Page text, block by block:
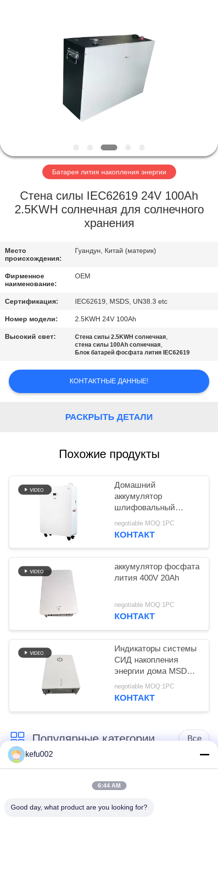
ПРОДУКТЫ
ПУТЕШЕСТВИЕ
ФАБРИКИ
ПРОВЕРКА
СВЯЖИТЕСЬ
МЫ
BLOG
СПРОСИТЕ
КАРТА
САЙТА
Батарея лития накопления энергии
Стена силы IEC62619 24V 100Ah
2.5KWH солнечная для солнечного
хранения
Место
происхождения:
Гуандун, Китай (материк)
Фирменное
наименование:
OEM
Сертификация: IEC62619, MSDS, UN38.3 etc
Номер модели: 2.5KWH 24V 100Ah
Высокий свет: Стена силы 2.5KWH солнечная,
стена силы 100Ah солнечная,
Блок батарей фосфата лития IEC62619
КОНТАКТНЫЕ ДАННЫЕ!
РАСКРЫТЬ ДЕТАЛИ
Похожие продукты
Домашний
аккумулятор
шлифовальный
суппорт модульного
проектирования 20
солнечной системы
решетки
negotiable MOQ:1PC
КОНТАКТ
аккумулятор фосфата
лития 400V 20Ah
negotiable MOQ:1PC
КОНТАКТ
Индикаторы системы
СИД накопления
энергии дома MSDS
400V 25Ah 10kwh
negotiable MOQ:1PC
КОНТАКТ
Популярные категории Все
Глубокая батарея
цикла ЛиФеПо4
Перезаряжаемые
Солнечная батарея
kefu002
6:44 AM
Good day, what product are you looking for?